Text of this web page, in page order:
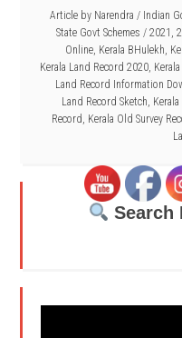
Article by Narendra / Indian
State Govt Schemes / 2021 ,
Online, Kerala BHulekh,
Kerala Land Record 2020,
Land Record Information
Land Record Sketch,
Record, Kerala Old Survey
Search